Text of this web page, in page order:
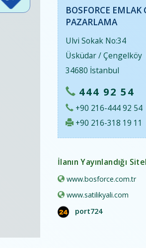
BOSFORCE EMLAK
PAZARLAMA
Ulvi Sokak No:34
Üsküdar / Çengelköy
34680 İstanbul
444 92 54
+90 216-444 92 54
+90 216-318 19 11
İlanın Yayınlandığı
www.bosforce.com.tr
www.satilikyali.com
port724